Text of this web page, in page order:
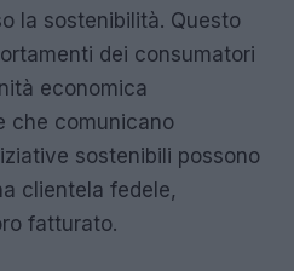
la sostenibilità. Questo
dei consumatori
economica
che comunicano
sostenibili possono
clientela fedele,
fatturato.